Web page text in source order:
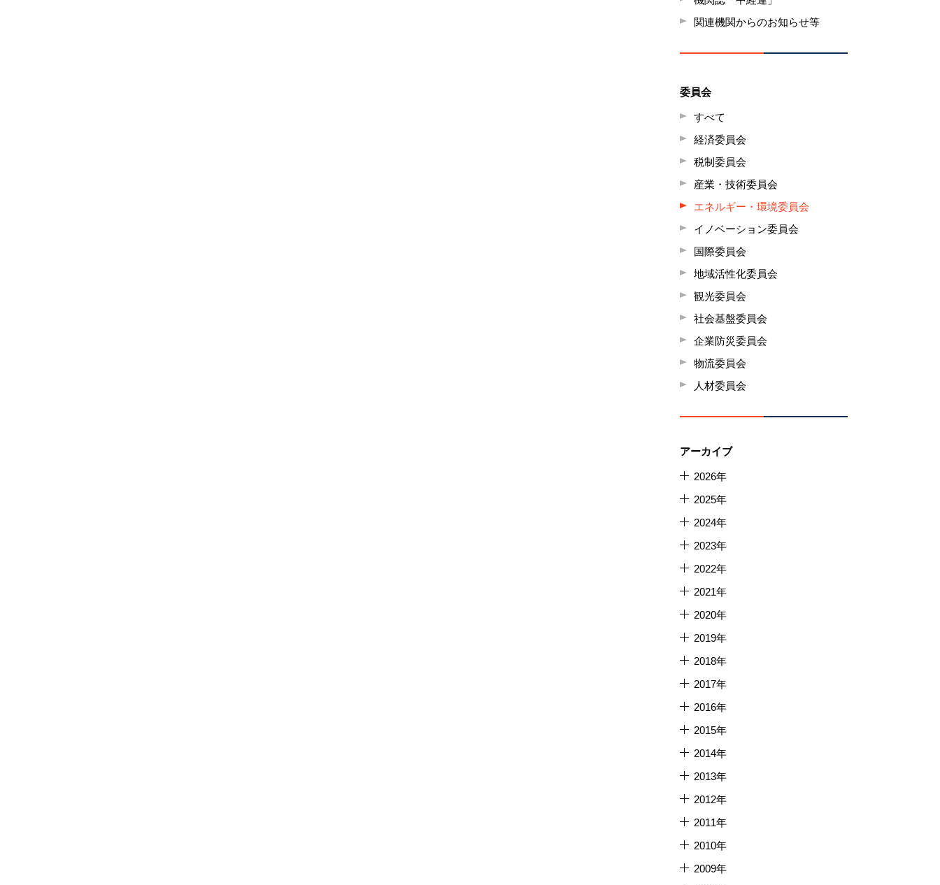
関連機関からのお知らせ等
委員会
すべて
経済委員会
税制委員会
産業・技術委員会
エネルギー・環境委員会
イノベーション委員会
国際委員会
地域活性化委員会
観光委員会
社会基盤委員会
企業防災委員会
物流委員会
人材委員会
アーカイブ
2026年
2025年
2024年
2023年
2022年
2021年
2020年
2019年
2018年
2017年
2016年
2015年
2014年
2013年
2012年
2011年
2010年
2009年